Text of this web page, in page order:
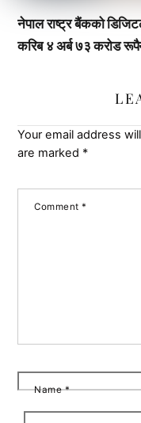
नेपाल राष्ट्र बैंकको
करिब ४ अर्ब ७३ करोड
Your email address
are marked *
Comment*
Name*